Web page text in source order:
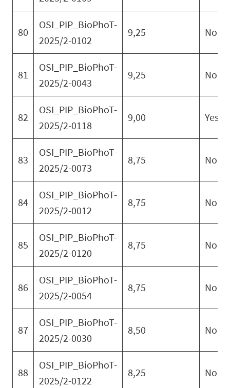
80
OSI_PIP_BioPhoT-
2025/2-0102
9,25 No
81
OSI_PIP_BioPhoT-
2025/2-0043
9,25 No
82
OSI_PIP_BioPhoT-
2025/2-0118
9,00 Yes
83
OSI_PIP_BioPhoT-
2025/2-0073
8,75 No
84
OSI_PIP_BioPhoT-
2025/2-0012
8,75 No
85
OSI_PIP_BioPhoT-
2025/2-0120
8,75 No
86
OSI_PIP_BioPhoT-
2025/2-0054
8,75 No
87
OSI_PIP_BioPhoT-
2025/2-0030
8,50 No
88
OSI_PIP_BioPhoT-
2025/2-0122
8,25 No